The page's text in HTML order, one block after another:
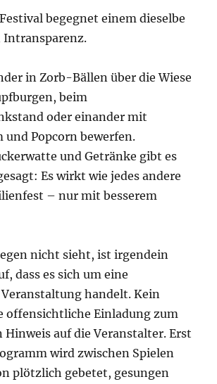
begegnet einem dieselbe
Intransparenz.
in Zorb-Bällen über die Wiese
beim
oder einander mit
und Popcorn bewerfen.
und Getränke gibt es
Es wirkt wie jedes andere
– nur mit besserem
nicht sieht, ist irgendein
dass es sich um eine
handelt. Kein
offensichtliche Einladung zum
Hinweis auf die Veranstalter. Erst
wird zwischen Spielen
plötzlich gebetet, gesungen